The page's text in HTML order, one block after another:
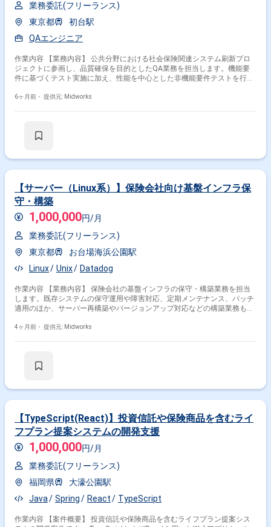
業務委託(フリーランス)
東京都
初台駅
QAエンジニア
作業内容 【業務内容】 公共分野における社会保険関連システム刷新プロ
ジェクトに参画し、品質確保を目的としたQA業務を担当します。機能要
件に基づくテスト実施に加え、性能を中心とした非機能要件テストを行
ビューに対応し、課題抽出や改善提案を行いながら、安定したシステムリ
6ヶ月前・ 提供元: Midworks
【サーバー（Linux系）】保険会社向け基盤インフラ保
守・構築
1,000,000円/月
業務委託(フリーランス)
東京都
お台場海浜公園駅
Linux
Unix Datadog
作業内容 【業務内容】 保険会社の基盤インフラの保守・構築業務を担当
します。既存システムの保守運用や障害対応、定期メンテナンス、パッチ
適用のほか、サーバー再構築やバージョンアップ対応などの構築業務も行
します。 【作業内容】 ・障害発生時の原因調査と対応 ・定期的なシステ
4ヶ月前・ 提供元: Midworks
【TypeScript(React)】投資信託や保険商品を含むライ
フプラン提案システムの開発支援
1,000,000円/月
業務委託(フリーランス)
福岡県
大濠公園駅
Java
Spring React TypeScript
作業内容 【案件概要】 投資信託や保険商品を含むライフプラン提案シス